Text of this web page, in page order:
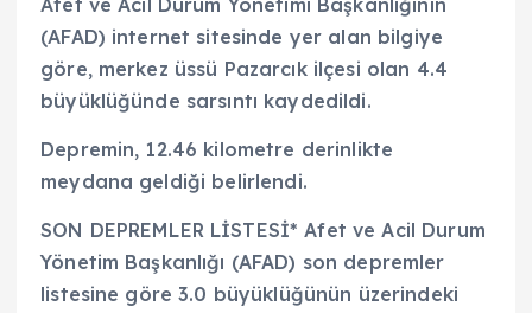
(AFAD) internet sitesinde yer alan bilgiye
göre, merkez üssü Pazarcık ilçesi olan 4.4
büyüklüğünde sarsıntı kaydedildi.
Depremin, 12.46 kilometre derinlikte
meydana geldiği belirlendi.
SON DEPREMLER LİSTESİ* Afet ve Acil Durum
Yönetim Başkanlığı (AFAD) son depremler
listesine göre 3.0 büyüklüğünün üzerindeki